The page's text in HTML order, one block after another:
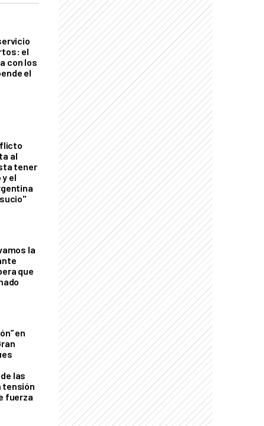
el
con los
el
al
tener
y el
la
que
en
las
tensión
fuerza